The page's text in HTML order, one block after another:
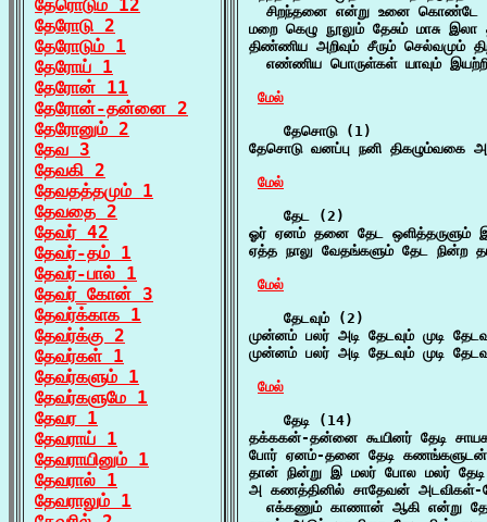
தேரொடும் 12
தேரோடு 2
தேரோடும் 1
தேரோய் 1
தேரோன் 11
தேரோன்-தன்னை 2
தேரோனும் 2
தேவ 3
தேவகி 2
தேவதத்தமும் 1
தேவதை 2
தேவர் 42
தேவர்-தம் 1
தேவர்-பால் 1
தேவர்_கோன் 3
தேவர்க்காக 1
தேவர்க்கு 2
தேவர்கள் 1
தேவர்களும் 1
தேவர்களுமே 1
தேவர 1
தேவராய் 1
தேவராயினும் 1
தேவரால் 1
தேவராலும் 1
சிறந்தனை என்று உனை கொண்டே
மறை கெழு நூலும் தேசும் மாசு
திண்ணிய அறிவும் சீரும் செல்வமும்
எண்ணிய பொருள்கள் யாவும்
மேல்
    தேசொடு (1)
தேசொடு வனப்பு நனி திகழும்வகை
மேல்
    தேட (2)
ஓர் ஏனம் தனை தேட ஒளித்தருளும்
ஏத்த நாலு வேதங்களும் தேட நின்ற
மேல்
    தேடவும் (2)
முன்னம் பலர் அடி தேடவும் முடி
முன்னம் பலர் அடி தேடவும் முடி
மேல்
    தேடி (14)
தக்ககன்-தன்னை கூயினர் தேடி
போர் ஏனம்-தனை தேடி கணங்களுடன்
தான் நின்று இ மலர் போல மலர்
அ கணத்தினில் சாதேவன் அடவிகள்-
எக்கணும் காணான் ஆகி என்று